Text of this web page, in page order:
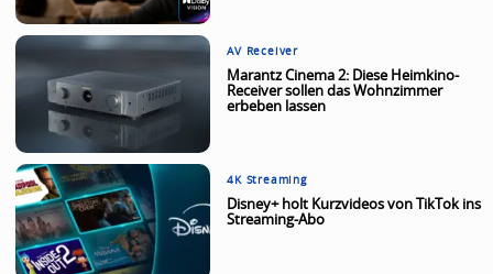
AV Receiver
Marantz Cinema 2: Diese Heimkino-
Receiver sollen das Wohnzimmer
erbeben lassen
4K Streaming
Disney+ holt Kurzvideos von TikTok ins
Streaming-Abo